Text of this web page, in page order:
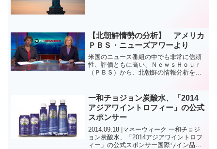
【北朝鮮情勢の分析】 アメリカ
ＰＢＳ・ニューズアワーより
米国のニュース番組の中でも非常に信頼
性、評価ともに高い、ＮｅｗｓＨｏｕｒ
（ＰＢＳ）から、北朝鮮の情報分析を見
ているのでしょうか。お２人の専門家に
伺います。３...
一和チョジョン炭酸水、「2014
アジアワイントロフィー」の公式
スポンサー
2014.09.18 |マネーウィーク 一和チョジ
ョン炭酸水、「2014アジアワイントロフ
ィー」の公式スポンサー国際ワイン品評